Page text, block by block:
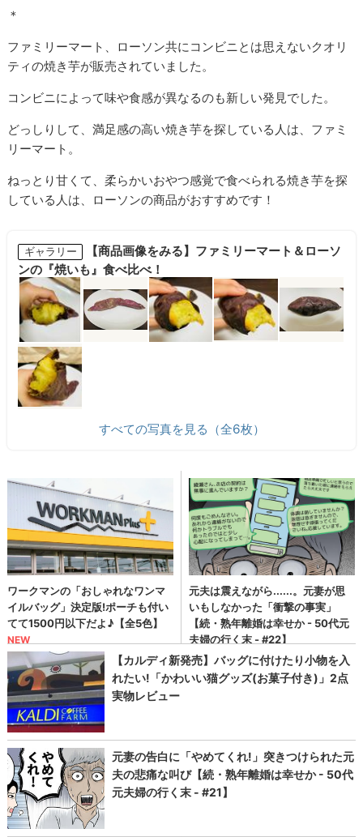
＊
ファミリーマート、ローソン共にコンビニとは思えないクオリ
ティの焼き芋が販売されていました。
コンビニによって味や食感が異なるのも新しい発見でした。
どっしりして、満足感の高い焼き芋を探している人は、ファミ
リーマート。
ねっとり甘くて、柔らかいおやつ感覚で食べられる焼き芋を探
している人は、ローソンの商品がおすすめです！
ギャラリー
【商品画像をみる】ファミリーマート＆ローソ
ンの『焼いも』食べ比べ！
すべての写真を見る（全6枚）